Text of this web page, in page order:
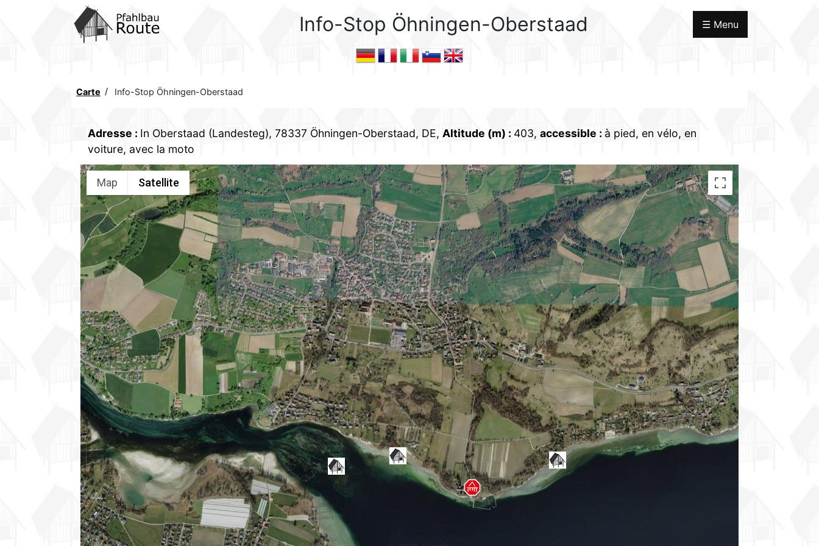
Info-Stop Öhningen-Oberstaad
☰ Menu
Communication
Carte Info-Stop Öhningen-Oberstaad
Adresse : In Oberstaad (Landesteg), 78337 Öhningen-Oberstaad, DE, Altitude (m) : 403,accessible : à pied, en vélo, en
voiture, avec la moto
Map Satellite